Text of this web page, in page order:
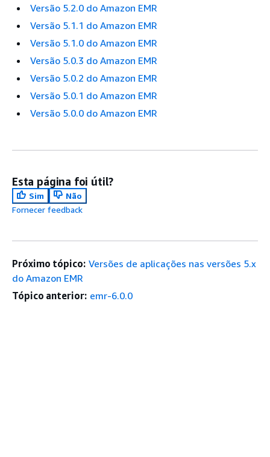
Versão 5.2.0 do Amazon EMR
Versão 5.1.1 do Amazon EMR
Versão 5.1.0 do Amazon EMR
Versão 5.0.3 do Amazon EMR
Versão 5.0.2 do Amazon EMR
Versão 5.0.1 do Amazon EMR
Versão 5.0.0 do Amazon EMR
Esta página foi útil?
Sim
Não
Fornecer feedback
Próximo tópico: Versões de aplicações nas versões 5.x
do Amazon EMR
Tópico anterior: emr-6.0.0